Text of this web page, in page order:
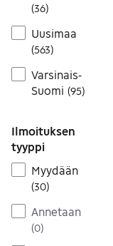
(36)
Uusimaa
(563)
Varsinais-
Suomi (95)
Ilmoituksen
tyyppi
Myydään
(30)
Annetaan
(0)